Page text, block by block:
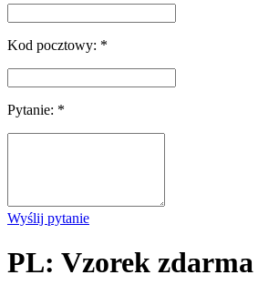
Kod pocztowy: *
Pytanie: *
Wyślij pytanie
PL: Vzorek